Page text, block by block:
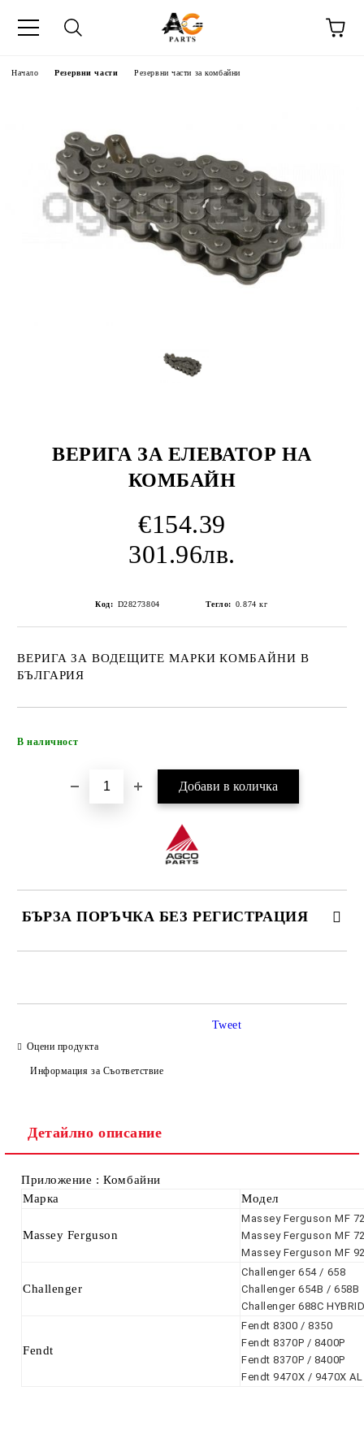
Начало Резервни части Резервни части за комбайни
ВЕРИГА ЗА ЕЛЕВАТОР НА
КОМБАЙН
€154.39
301.96лв.
Код: D28273804 Тегло: 0.874 кг
ВЕРИГА ЗА ВОДЕЩИТЕ МАРКИ КОМБАЙНИ В
БЪЛГАРИЯ
В наличност
БЪРЗА ПОРЪЧКА БЕЗ РЕГИСТРАЦИЯ
Оцени продукта
Информация за Съответствие
Tweet
Детайлно описание
Приложение : Комбайни
Марка
Модел
Massey Ferguson
Massey Ferguson MF
Massey Ferguson MF
Massey Ferguson MF
Challenger
Challenger 654 / 658
Challenger 654B / 658B
Challenger 688C
Fendt
Fendt 8300 / 8350
Fendt 8370P / 8400P
Fendt 8370P / 8400P
Fendt 9470X / 9470X